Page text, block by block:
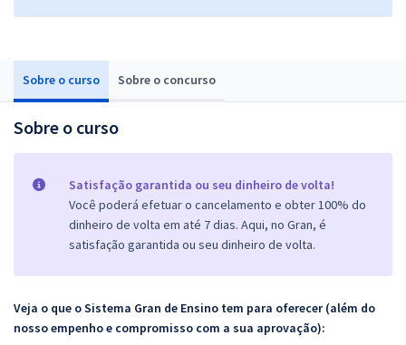
Sobre o curso Sobre o concurso
Sobre o curso
Satisfação garantida ou seu dinheiro de volta!
Você poderá efetuar o cancelamento e obter 100% do
dinheiro de volta em até 7 dias. Aqui, no Gran, é
satisfação garantida ou seu dinheiro de volta.
Veja o que o Sistema Gran de Ensino tem para oferecer (além do
nosso empenho e compromisso com a sua aprovação):